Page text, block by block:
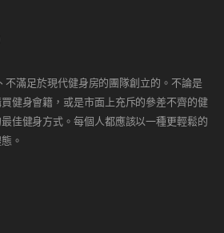
不滿足於現代健身房的團隊創立的。不論是
健身會籍，或是市面上充斥的參差不齊的健
佳健身方式。每個人都應該以一種更輕鬆的
。